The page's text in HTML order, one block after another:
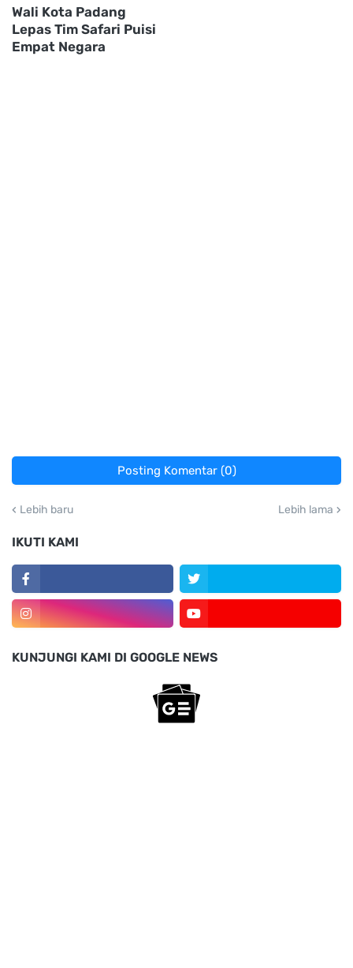
Wali Kota Padang
Lepas Tim Safari Puisi
Empat Negara
Posting Komentar (0)
Lebih baru Lebih lama
IKUTI KAMI
KUNJUNGI KAMI DI GOOGLE NEWS